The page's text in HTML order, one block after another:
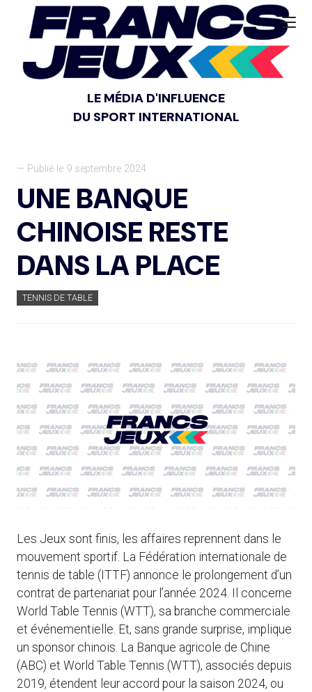
LE MÉDIA D'INFLUENCE
DU SPORT INTERNATIONAL
— Publié le 9 septembre 2024
UNE BANQUE
CHINOISE RESTE
DANS LA PLACE
TENNIS DE TABLE
Les Jeux sont finis, les affaires reprennent dans le
mouvement sportif. La Fédération internationale de
tennis de table (ITTF) annonce le prolongement d’un
contrat de partenariat pour l’année 2024. Il concerne
World Table Tennis (WTT), sa branche commerciale
et événementielle. Et, sans grande surprise, implique
un sponsor chinois. La Banque agricole de Chine
(ABC) et World Table Tennis (WTT), associés depuis
2019, étendent leur accord pour la saison 2024, ou